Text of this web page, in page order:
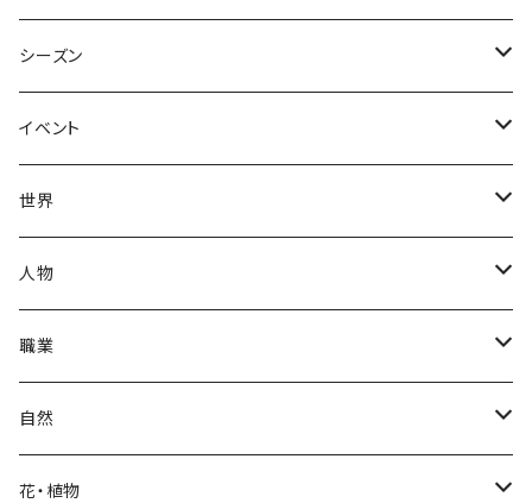
シーズン
春
夏
秋
冬
イベント
出産・育児
母の日
中秋節
クリスマス
福袋
世界
ハワイアン
パリ
ロシアン
アフリカン
人物
赤ちゃん
女性
男性
職業
医者
自然
海
花・植物